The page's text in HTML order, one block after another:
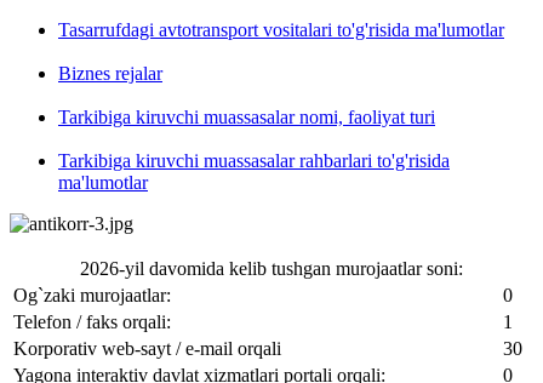
Tasarrufdagi avtotransport vositalari to'g'risida ma'lumotlar
Biznes rejalar
Tarkibiga kiruvchi muassasalar nomi, faoliyat turi
Tarkibiga kiruvchi muassasalar rahbarlari to'g'risida
ma'lumotlar
2026-yil davomida kelib tushgan murojaatlar soni:
Og`zaki murojaatlar:
0
Telefon / faks orqali:
1
Korporativ web-sayt / e-mail orqali
30
Yagona interaktiv davlat xizmatlari portali orqali:
0